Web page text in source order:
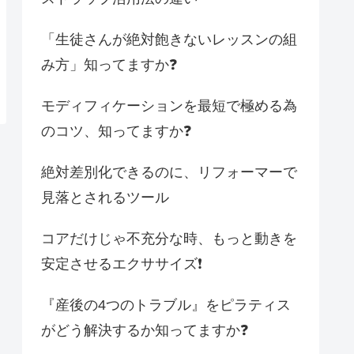
「生徒さんが絶対飽きないレッスンの組
み方」知ってますか❓
モディフィケーションを最短で極める為
のコツ、知ってますか❓
絶対差別化できるのに、リフォーマーで
見落とされるツール
コアだけじゃ不充分な時、もっと動きを
安定させるエクササイズ❗️
『産後の4つのトラブル』をピラティス
がどう解決するか知ってますか❓